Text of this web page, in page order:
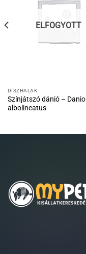
ELFOGYOTT
DÍSZHALAK
Színjátszó dánió – Danio
albolineatus